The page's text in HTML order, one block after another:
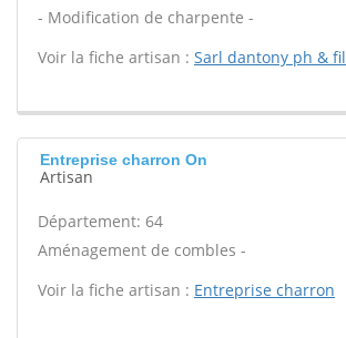
- Modification de charpente -
Voir la fiche artisan : Sarl dantony ph &
Entreprise charron On
Artisan
Département: 64
Aménagement de combles -
Voir la fiche artisan : Entreprise charron